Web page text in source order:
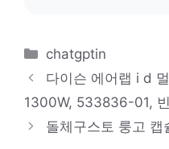
카
테
고
리
chatgptin
다이슨 에어랩 i d
1300W, 533836-01,
돌체구스토 룽고